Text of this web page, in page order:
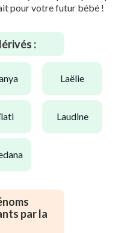
pour votre futur bébé !
:
laëlie
laudine
par la